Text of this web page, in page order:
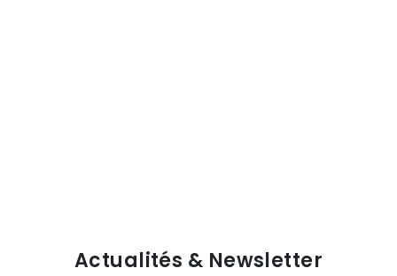
Actualités & Newsletter